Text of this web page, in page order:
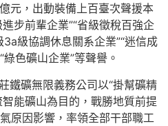
元，出動裝備上百臺次聲援本
步前輩企業”“省級徵稅百強企
3a級協調休息關系企業”“迷信成
色礦山企業”等聲譽。
鐵礦無限義務公司以“掛幫礦精
能礦山為目的，戰勝地質前提
原因影響，率領全部干部職工